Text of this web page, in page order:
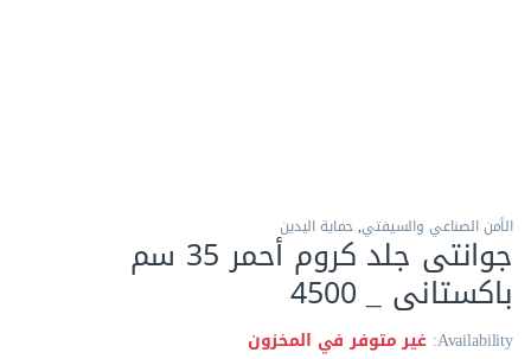
الأمن الصناعي والسيفتي, حماية اليدين
جوانتى جلد كروم أحمر 35 سم
باكستانى _ 4500
Availability: غير متوفر في المخزون